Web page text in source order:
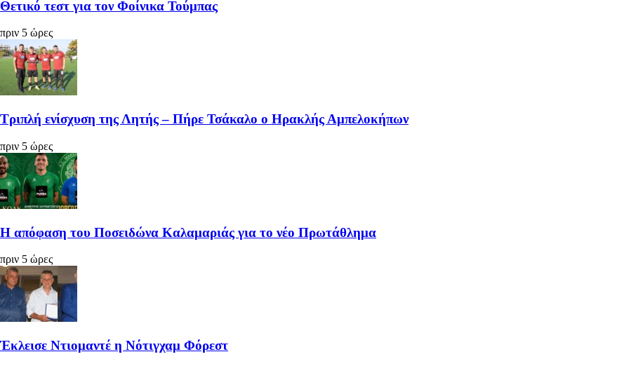
Θετικό τεστ για τον Φοίνικα Τούμπας
πριν 5 ώρες
Τριπλή ενίσχυση της Λητής – Πήρε Τσάκαλο ο Ηρακλής Αμπελοκήπων
πριν 5 ώρες
Η απόφαση του Ποσειδώνα Καλαμαριάς για το νέο Πρωτάθλημα
πριν 5 ώρες
Έκλεισε Ντιομαντέ η Νότιγχαμ Φόρεστ